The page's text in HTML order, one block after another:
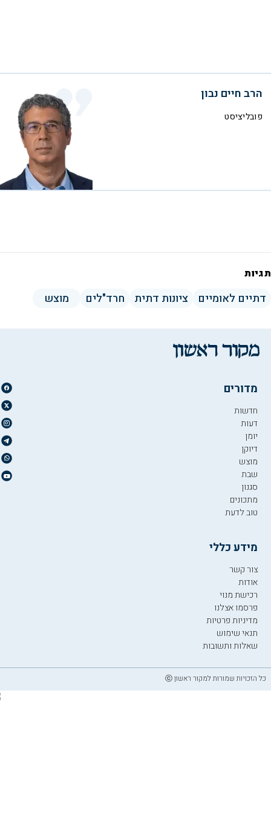
הרב חיים נבון
פובליציסט
תגיות
דתיים לאומיים ציונות דתית חרד"לים מוצש
מדורים
חדשות
דעות
יומן
דיוקן
מוצש
שבת
סגנון
מתכונים
טוב לדעת
מידע כללי
צור קשר
אודות
רכישת מנוי
פרסמו אצלנו
מדיניות פרטיות
תנאי שימוש
שאלות ותשובות
כל הזכויות שמורות למקור ראשון ⓒ